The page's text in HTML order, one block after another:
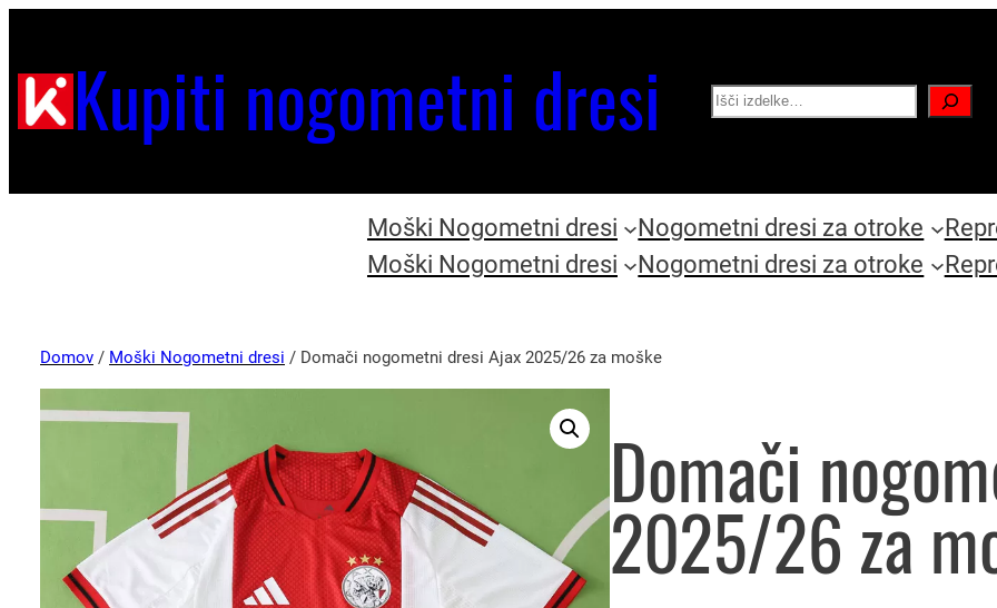
Kupiti nogometni dresi Search
Moški Nogometni dresi Nogometni dresi za otroke
Moški Nogometni dresi
Nogometni dresi za otroke
Domov / Moški Nogometni dresi / Domači nogometni dresi Ajax 2025/26 za moške
Domači
2025/26 za